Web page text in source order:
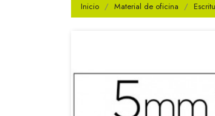
Inicio Material de oficina